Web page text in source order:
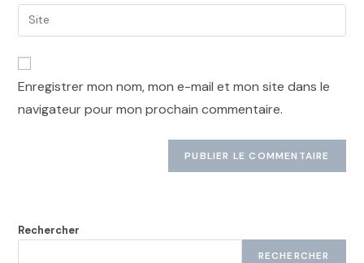
Enregistrer mon nom, mon e-mail et mon site dans le
navigateur pour mon prochain commentaire.
Rechercher
RECHERCHER